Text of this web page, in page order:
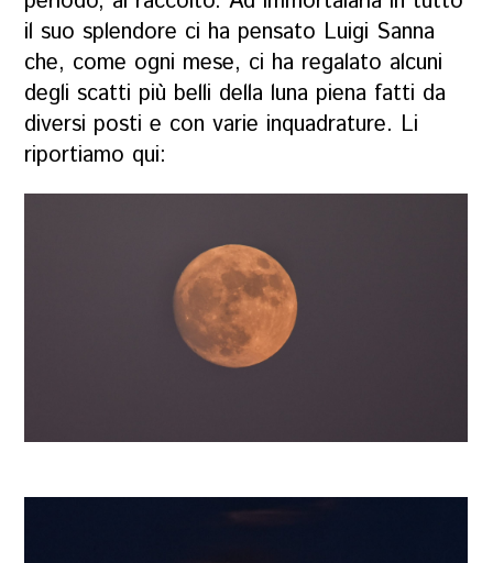
il suo splendore ci ha pensato Luigi Sanna
che, come ogni mese, ci ha regalato alcuni
degli scatti più belli della luna piena fatti da
diversi posti e con varie inquadrature. Li
riportiamo qui: